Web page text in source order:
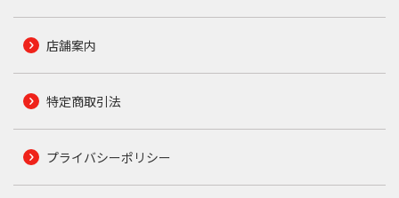
店舗案内
特定商取引法
プライバシーポリシー